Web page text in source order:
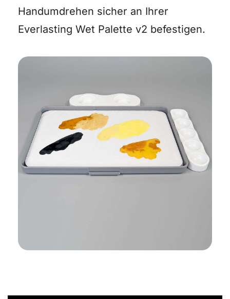
Handumdrehen sicher an Ihrer
Everlasting Wet Palette v2 befestigen.